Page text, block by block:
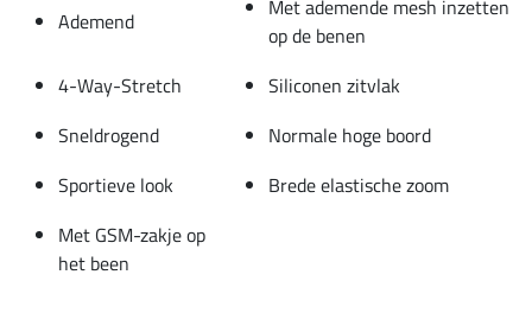
Ademend
Met ademende mesh inzetten
op de benen
4-Way-Stretch
Siliconen zitvlak
Sneldrogend
Normale hoge boord
Sportieve look
Brede elastische zoom
Met GSM-zakje op
het been